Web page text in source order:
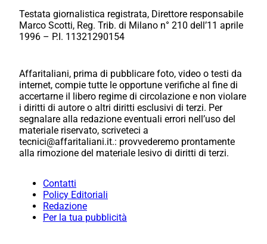
Testata giornalistica registrata, Direttore responsabile
Marco Scotti, Reg. Trib. di Milano n° 210 dell’11 aprile
1996 – P.I. 11321290154
Affaritaliani, prima di pubblicare foto, video o testi da
internet, compie tutte le opportune verifiche al fine di
accertarne il libero regime di circolazione e non violare
i diritti di autore o altri diritti esclusivi di terzi. Per
segnalare alla redazione eventuali errori nell’uso del
materiale riservato, scriveteci a
tecnici@affaritaliani.it.: provvederemo prontamente
alla rimozione del materiale lesivo di diritti di terzi.
Contatti
Policy Editoriali
Redazione
Per la tua pubblicità